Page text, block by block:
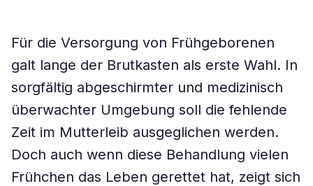
Für die Versorgung von Frühgeborenen
galt lange der Brutkasten als erste Wahl. In
sorgfältig abgeschirmter und medizinisch
überwachter Umgebung soll die fehlende
Zeit im Mutterleib ausgeglichen werden.
Doch auch wenn diese Behandlung vielen
Frühchen das Leben gerettet hat, zeigt sich